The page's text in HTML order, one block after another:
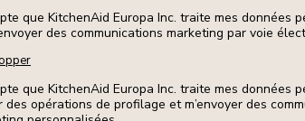
que KitchenAid Europa Inc. traite mes données
des communications marketing par voie
que KitchenAid Europa Inc. traite mes données
des opérations de profilage et m’envoyer des